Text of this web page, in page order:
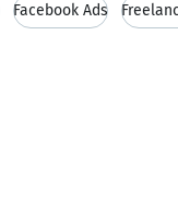
Facebook Ads